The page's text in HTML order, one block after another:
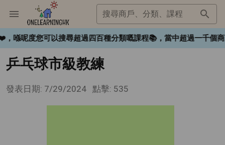
搜尋商戶、分類、課程
呢度您可以搜尋超過四百種分類嘅課程📚，當中超過一千個商
乒乓球市級教練
發表日期: 7/29/2024 點擊: 535